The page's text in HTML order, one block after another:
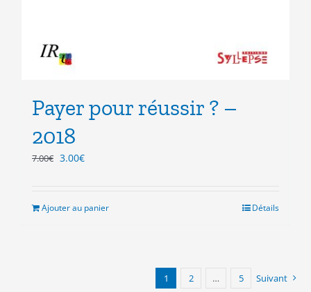
Payer pour réussir ? –
2018
7.00€ Le
était :
3.00€Le
est :
Ajouter au panier Détails
1 2 … 5 Suivant